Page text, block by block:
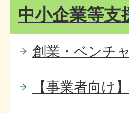
中小企業等支
創業・ベンチ
【事業者向け